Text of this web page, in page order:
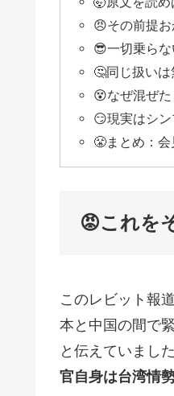
😠その前提
😎一切乗ら
🤔同じ扱い
😵なぜ混ぜ
😏現実はシ
😤まとめ：
😡これを
このレビット報
本と中国の間で
と伝えていました
官自身は台湾情